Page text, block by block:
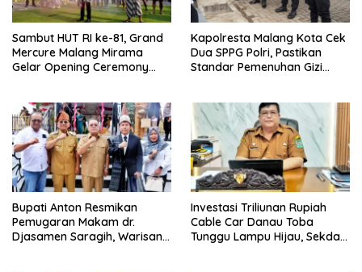
Sambut HUT RI ke-81, Grand
Mercure Malang Mirama
Gelar Opening Ceremony
Kapolresta Malang Kota Cek
Dua SPPG Polri, Pastikan
Standar Pemenuhan Gizi
Bupati Anton Resmikan
Pemugaran Makam dr.
Djasamen Saragih, Warisan
Investasi Triliunan Rupiah
Cable Car Danau Toba
Tunggu Lampu Hijau, Sekda